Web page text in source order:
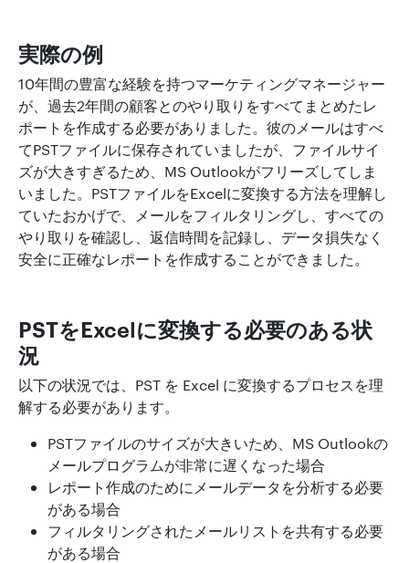
実際の例
10年間の豊富な経験を持つマーケティングマネージャー
が、過去2年間の顧客とのやり取りをすべてまとめたレ
ポートを作成する必要がありました。彼のメールはすべ
てPSTファイルに保存されていましたが、ファイルサイ
ズが大きすぎるため、MS Outlookがフリーズしてしま
いました。PSTファイルをExcelに変換する方法を理解し
ていたおかげで、メールをフィルタリングし、すべての
やり取りを確認し、返信時間を記録し、データ損失なく
安全に正確なレポートを作成することができました。
PSTをExcelに変換する必要のある状
況
以下の状況では、PST を Excel に変換するプロセスを理
解する必要があります。
PSTファイルのサイズが大きいため、MS Outlookの
メールプログラムが非常に遅くなった場合
レポート作成のためにメールデータを分析する必要
がある場合
フィルタリングされたメールリストを共有する必要
がある場合